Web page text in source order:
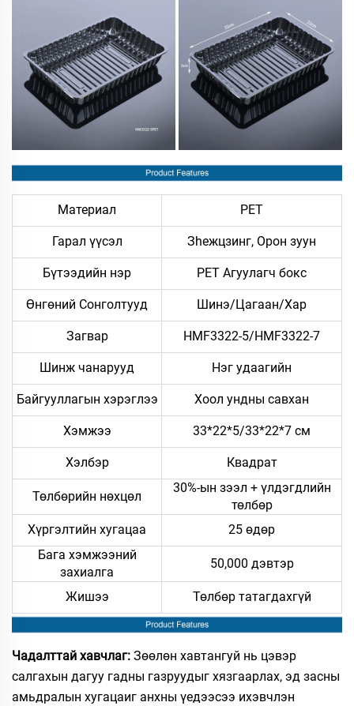
Материал PET
Гарал үүсэл Зheжцзинг, Орон зуун
Бүтээдийн нэр PET Агуулагч бокс
Өнгөний Сонголтууд Шинэ/Цагаан/Хар
Загвар HMF3322-5/HMF3322-7
Шинж чанарууд Нэг удаагийн
Байгууллагын хэрэглээ Хоол ундны савхан
Хэмжээ 33*22*5/33*22*7 см
Хэлбэр Квадрат
Төлбөрийн нөхцөл
30%-ын зээл + үлдэгдлийн
төлбөр
Хүргэлтийн хугацаа
25 өдөр
Бага хэмжээний
захиалга
50,000 дэвтэр
Жишээ Төлбөр татагдахгүй
Чадалттай хавчлаг: Зөөлөн хавтангуй нь цэвэр
салгахын дагуу гадны газруудыг хязгаарлах, эд засны
амьдралын хугацаиг анхны үедээсээ ихэвчлэн